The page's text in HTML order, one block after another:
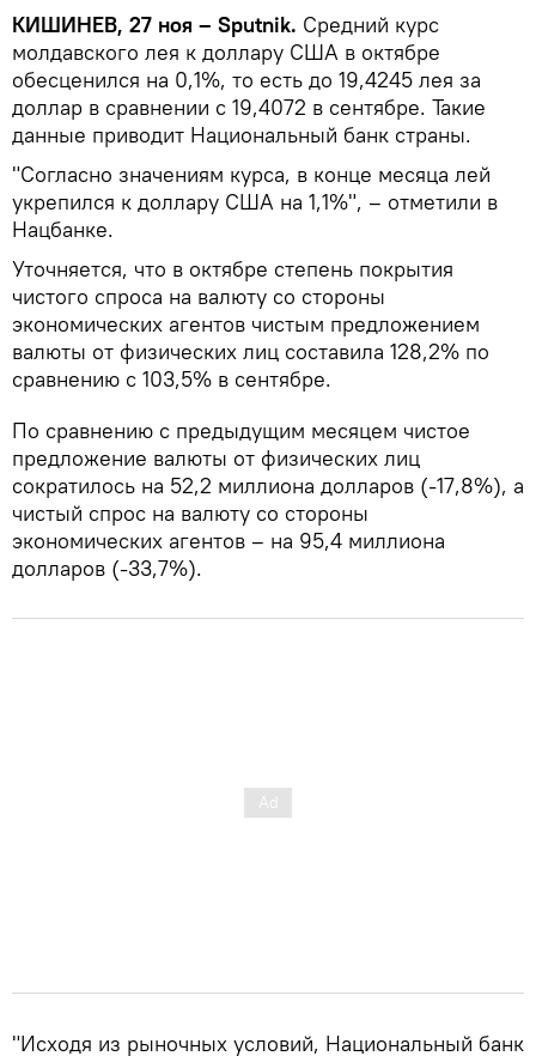
КИШИНЕВ, 27 ноя – Sputnik. Средний курс
молдавского лея к доллару США в октябре
обесценился на 0,1%, то есть до 19,4245 лея за
доллар в сравнении с 19,4072 в сентябре. Такие
данные приводит Национальный банк страны.
"Согласно значениям курса, в конце месяца лей
укрепился к доллару США на 1,1%", – отметили в
Нацбанке.
Уточняется, что в октябре степень покрытия
чистого спроса на валюту со стороны
экономических агентов чистым предложением
валюты от физических лиц составила 128,2% по
сравнению с 103,5% в сентябре.
По сравнению с предыдущим месяцем чистое
предложение валюты от физических лиц
сократилось на 52,2 миллиона долларов (-17,8%), а
чистый спрос на валюту со стороны
экономических агентов – на 95,4 миллиона
долларов (-33,7%).
"Исходя из рыночных условий, Национальный банк